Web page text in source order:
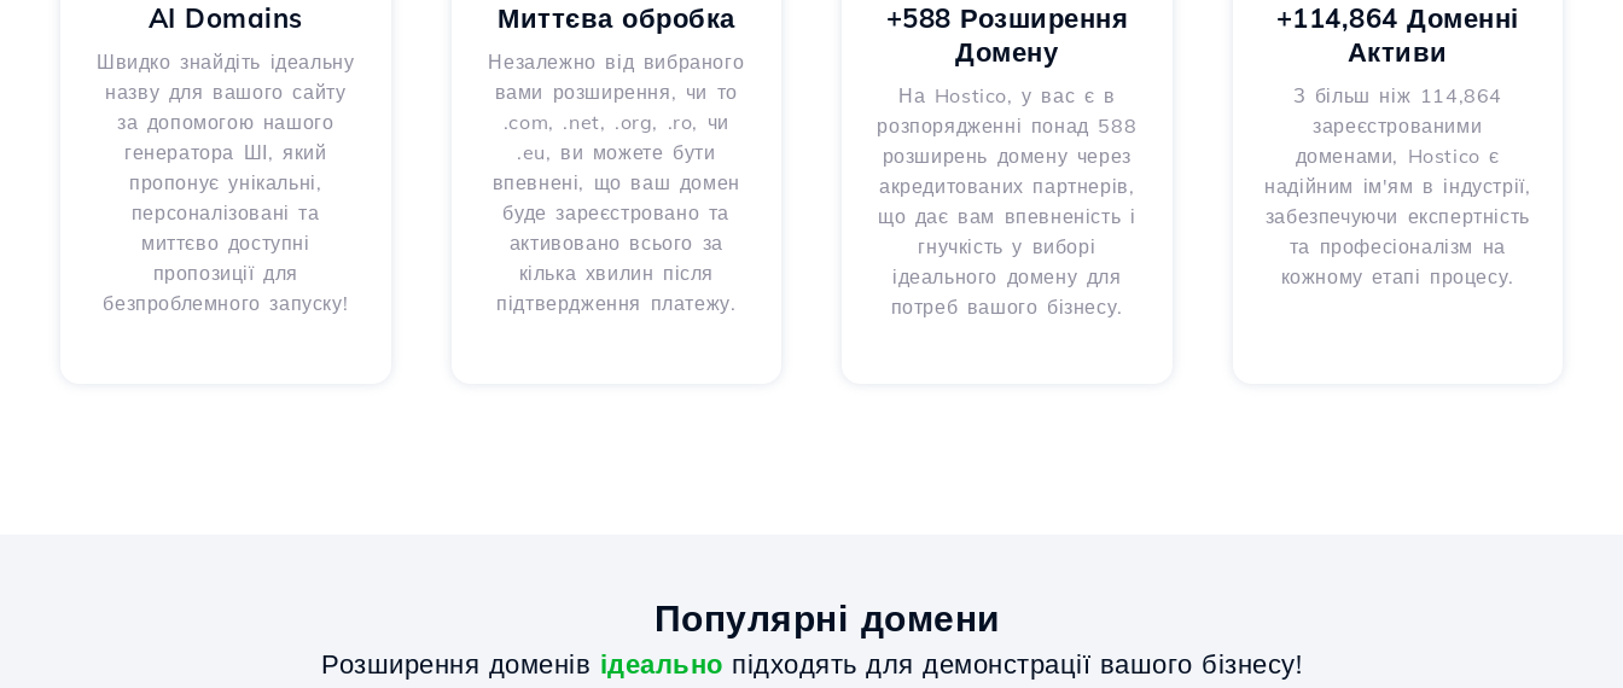
AI Domains
Швидко знайдіть ідеальну
назву для вашого сайту
за допомогою нашого
генератора ШІ, який
пропонує унікальні,
персоналізовані та
миттєво доступні
пропозиції для
безпроблемного запуску!
Миттєва обробка
Незалежно від вибраного
вами розширення, чи то
.com, .net, .org, .ro, чи
.eu, ви можете бути
впевнені, що ваш домен
буде зареєстровано та
активовано всього за
кілька хвилин після
підтвердження платежу.
+588 Розширення
Домену
На Hostico, у вас є в
розпорядженні понад 588
розширень домену через
акредитованих партнерів,
що дає вам впевненість і
гнучкість у виборі
ідеального домену для
потреб вашого бізнесу.
+114,864 Доменні
Активи
З більш ніж 114,864
зареєстрованими
доменами, Hostico є
надійним ім'ям в індустрії,
забезпечуючи експертність
та професіоналізм на
кожному етапі процесу.
Популярні домени
Розширення доменів ідеально підходять для демонстрації вашого бізнесу!